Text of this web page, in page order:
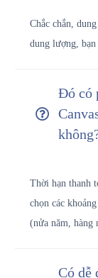
Chắc chắn,
dung lượng,
Đó có
Thời hạn thanh
chọn các
(nửa năm, hàng
Có dễ